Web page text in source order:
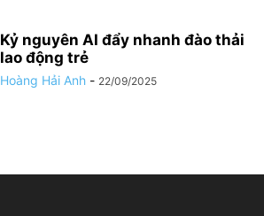
Kỷ nguyên AI đẩy nhanh đào thải
lao động trẻ
Hoàng Hải Anh - 22/09/2025